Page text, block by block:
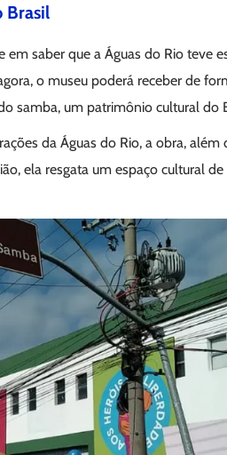
Brasil
saber que a Águas do Rio teve
o museu poderá receber de
samba, um patrimônio cultural do
da Águas do Rio, a obra,
ela resgata um espaço cultural